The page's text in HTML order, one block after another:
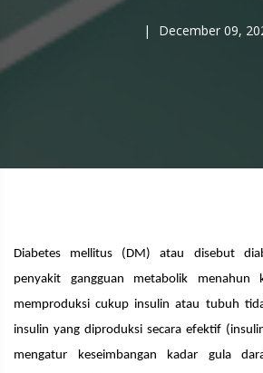
December 09,
Diabetes mellitus (DM) atau disebut
penyakit gangguan metabolik menahun
memproduksi cukup insulin atau tubuh
insulin yang diproduksi secara efektif
mengatur keseimbangan kadar gula